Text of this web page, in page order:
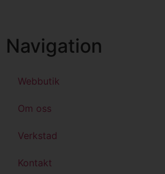
Navigation
Webbutik
Om oss
Verkstad
Kontakt